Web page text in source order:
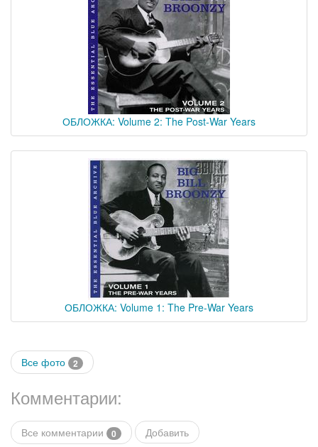
ОБЛОЖКА: Volume 2: The Post-War Years
ОБЛОЖКА: Volume 1: The Pre-War Years
Все фото 2
Комментарии:
Все комментарии 0 Добавить